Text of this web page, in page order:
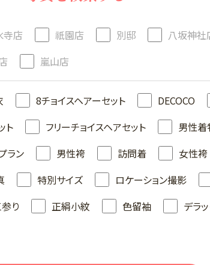
寺店 祇園店 別邸
八坂神社
嵐山店
8チョイスヘアーセット
DECOCO
ト
フリーチョイスヘアセット
男性着
ラン 男性袴 訪問着
女性袴
特別サイズ
ロケーション撮影
り 正絹小紋 色留袖
デラ